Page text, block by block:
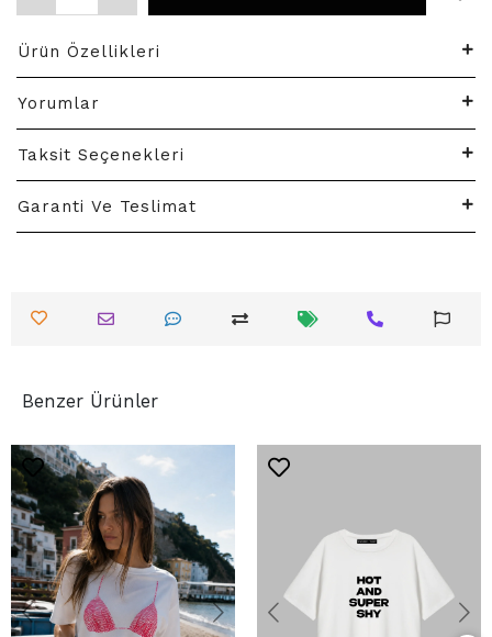
Ürün Özellikleri
Yorumlar
Taksit Seçenekleri
Garanti Ve Teslimat
Benzer Ürünler